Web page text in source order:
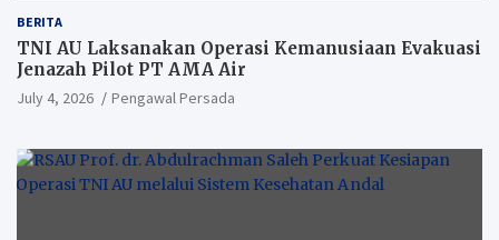
BERITA
TNI AU Laksanakan Operasi Kemanusiaan Evakuasi
Jenazah Pilot PT AMA Air
July 4, 2026 Pengawal Persada